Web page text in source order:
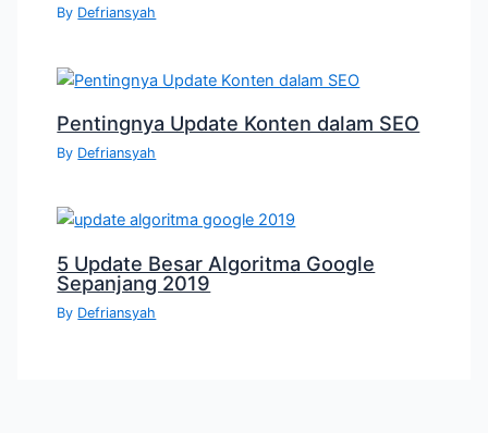
By Defriansyah
Pentingnya Update Konten dalam SEO
By Defriansyah
5 Update Besar Algoritma Google
Sepanjang 2019
By Defriansyah